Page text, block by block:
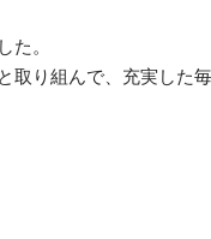
た。
り組んで、充実した毎